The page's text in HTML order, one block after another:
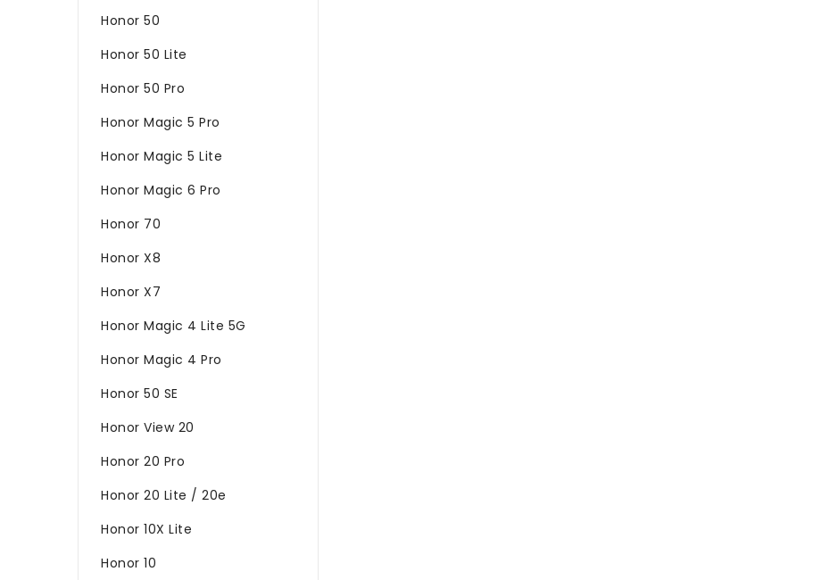
Honor 50
Honor 50 Lite
Honor 50 Pro
Honor Magic 5 Pro
Honor Magic 5 Lite
Honor Magic 6 Pro
Honor 70
Honor X8
Honor X7
Honor Magic 4 Lite 5G
Honor Magic 4 Pro
Honor 50 SE
Honor View 20
Honor 20 Pro
Honor 20 Lite / 20e
Honor 10X Lite
Honor 10